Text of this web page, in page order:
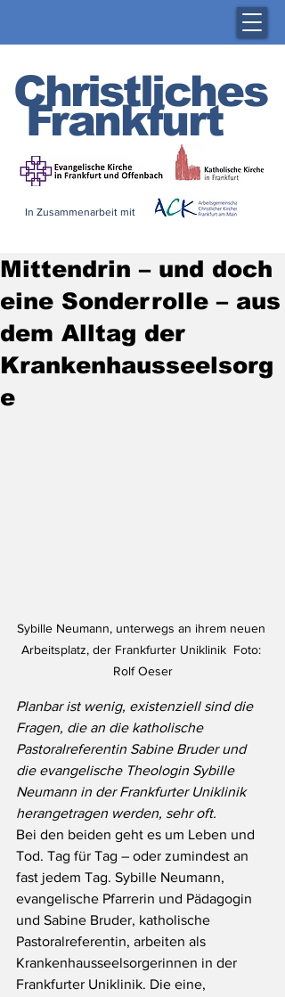
Christliches
Frankfurt
In Zusammenarbeit mit
Mittendrin – und doch
eine Sonderrolle – aus
dem Alltag der
Krankenhausseelsorg
e
Sybille Neumann, unterwegs an ihrem neuen
Arbeitsplatz, der Frankfurter Uniklinik  Foto:
Rolf Oeser
Planbar ist wenig, existenziell sind die
Fragen, die an die katholische
Pastoralreferentin Sabine Bruder und
die evangelische Theologin Sybille
Neumann in der Frankfurter Uniklinik
herangetragen werden, sehr oft.
Bei den beiden geht es um Leben und
Tod. Tag für Tag – oder zumindest an
fast jedem Tag. Sybille Neumann,
evangelische Pfarrerin und Pädagogin
und Sabine Bruder, katholische
Pastoralreferentin, arbeiten als
Krankenhausseelsorgerinnen in der
Frankfurter Uniklinik. Die eine,